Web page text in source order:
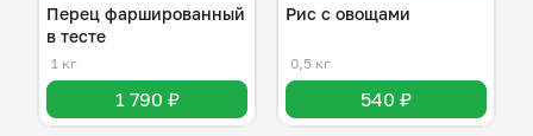
Перец фаршированный
в тесте
1 кг
1 790 ₽
Рис с овощами
0,5 кг
540 ₽